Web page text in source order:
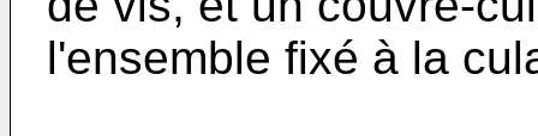
l'ensemble fixé à la